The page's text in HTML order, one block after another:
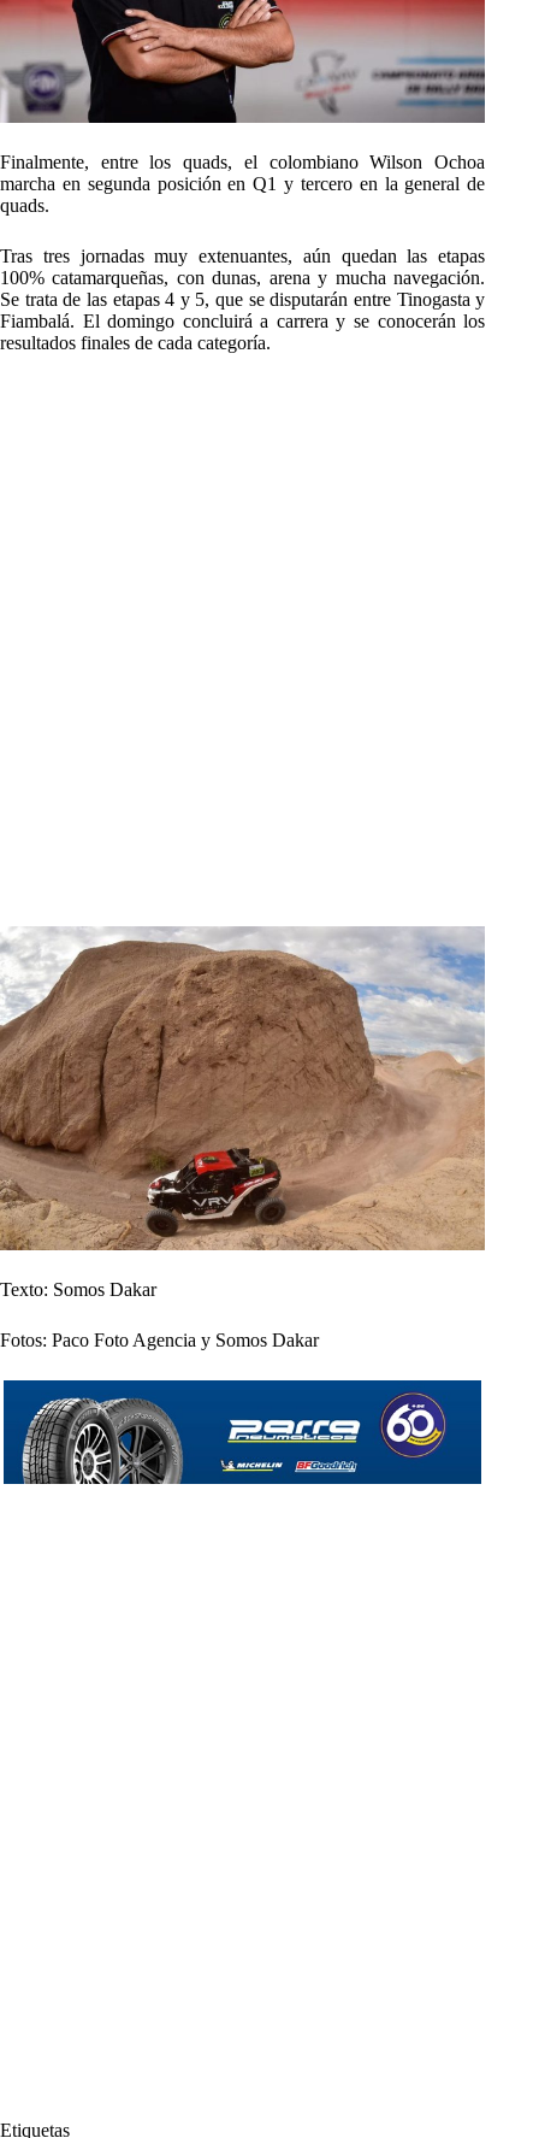
Finalmente, entre los quads, el colombiano Wilson Ochoa
marcha en segunda posición en Q1 y tercero en la general de
quads.
Tras tres jornadas muy extenuantes, aún quedan las etapas
100% catamarqueñas, con dunas, arena y mucha navegación.
Se trata de las etapas 4 y 5, que se disputarán entre Tinogasta y
Fiambalá. El domingo concluirá a carrera y se conocerán los
resultados finales de cada categoría.
Texto: Somos Dakar
Fotos: Paco Foto Agencia y Somos Dakar
Etiquetas